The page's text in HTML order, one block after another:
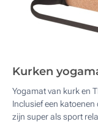
Kurken
Yogamat van kurk en
Inclusief een
zijn super als sport